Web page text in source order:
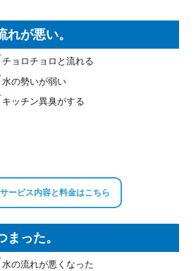
れが悪い。
チョロチョロと流れる
水の勢いが弱い
キッチン異臭がする
ービス内容と料金はこちら
った。
水の流れが悪くなった